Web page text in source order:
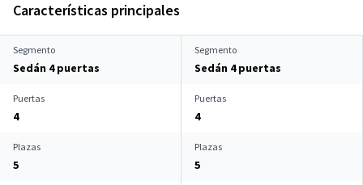
Características principales
Segmento
Sedán 4 puertas
Segmento
Sedán 4 puertas
Puertas
4
Puertas
4
Plazas
5
Plazas
5